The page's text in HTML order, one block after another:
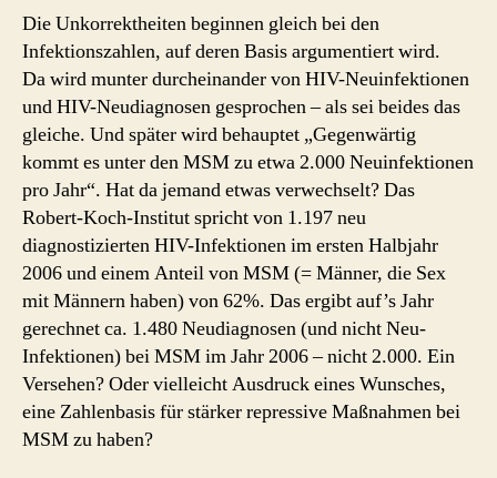
Die Unkorrektheiten beginnen gleich bei den
Infektionszahlen, auf deren Basis argumentiert wird.
Da wird munter durcheinander von HIV-Neuinfektionen
und HIV-Neudiagnosen gesprochen – als sei beides das
gleiche. Und später wird behauptet „Gegenwärtig
kommt es unter den MSM zu etwa 2.000 Neuinfektionen
pro Jahr“. Hat da jemand etwas verwechselt? Das
Robert-Koch-Institut spricht von 1.197 neu
diagnostizierten HIV-Infektionen im ersten Halbjahr
2006 und einem Anteil von MSM (= Männer, die Sex
mit Männern haben) von 62%. Das ergibt auf’s Jahr
gerechnet ca. 1.480 Neudiagnosen (und nicht Neu-
Infektionen) bei MSM im Jahr 2006 – nicht 2.000. Ein
Versehen? Oder vielleicht Ausdruck eines Wunsches,
eine Zahlenbasis für stärker repressive Maßnahmen bei
MSM zu haben?